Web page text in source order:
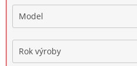
Model
Rok výroby